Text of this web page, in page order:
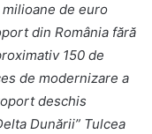
de euro
din România fără
150 de
de modernizare a
deschis
Dunării” Tulcea